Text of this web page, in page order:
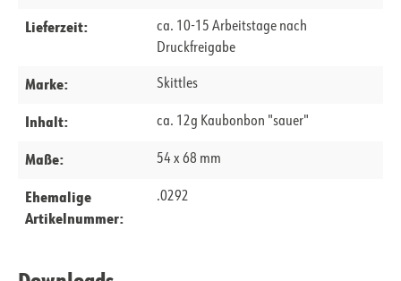
Lieferzeit:
ca. 10-15 Arbeitstage nach
Druckfreigabe
Marke: Skittles
Inhalt: ca. 12g Kaubonbon "sauer"
Maße: 54 x 68 mm
Ehemalige
Artikelnummer:
.0292